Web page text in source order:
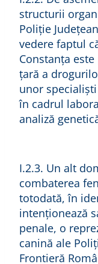
structurii
Poliție
vedere faptul
Constanța
țară a
unor
în cadrul
analiză
I.2.3. Un alt
combaterea
totodată, în
intenționează
penale, o
canină ale
Frontieră